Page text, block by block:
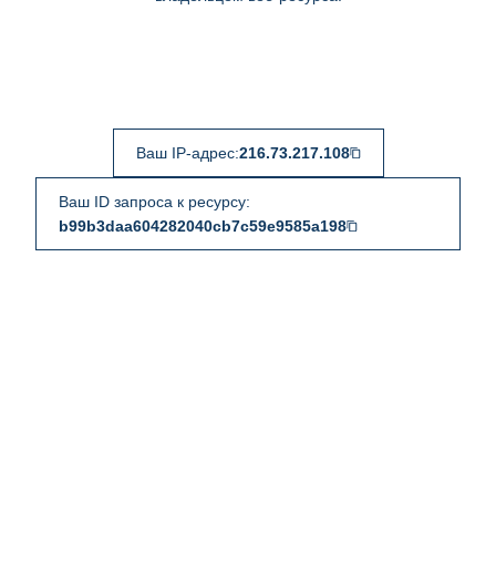
Ваш IP-адрес:216.73.217.108
Ваш ID запроса к ресурсу:
b99b3daa604282040cb7c59e9585a198